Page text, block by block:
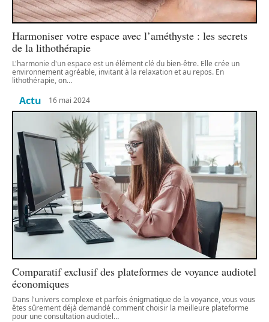
Harmoniser votre espace avec l’améthyste : les secrets
de la lithothérapie
L'harmonie d'un espace est un élément clé du bien-être. Elle crée un
environnement agréable, invitant à la relaxation et au repos. En
lithothérapie, on…
Actu 16 mai 2024
Comparatif exclusif des plateformes de voyance audiotel
économiques
Dans l'univers complexe et parfois énigmatique de la voyance, vous vous
êtes sûrement déjà demandé comment choisir la meilleure plateforme
pour une consultation audiotel…